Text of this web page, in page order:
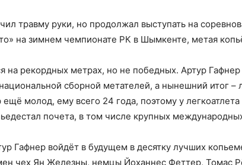
травму руки, но продолжал выступать на
на зимнем чемпионате РК в Шымкенте, метая
на рекордных метрах, но не победных. Артур Гафнер
сборной метателей, а нынешний итог –
молод, ему всего 24 года, поэтому у
почета, в том числе крупных
Гафнер войдёт в будущем в десятку лучших
чех Ян Железны, немцы Йоханнес Феттер, Томас